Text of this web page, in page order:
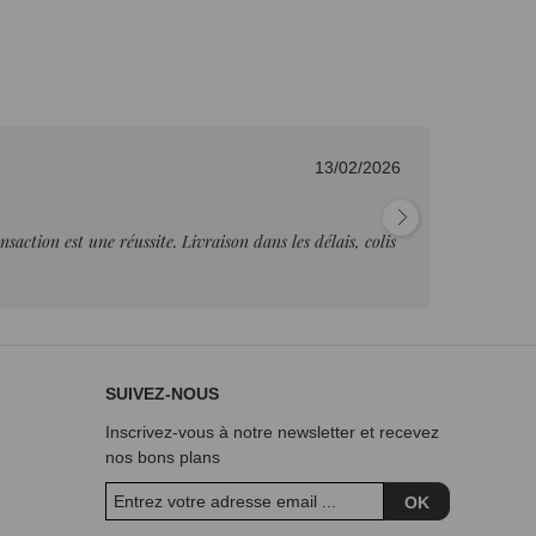
13/02/2026
est une réussite. Livraison dans les délais, colis
SUIVEZ-NOUS
Inscrivez-vous à notre newsletter et recevez
nos bons plans
OK